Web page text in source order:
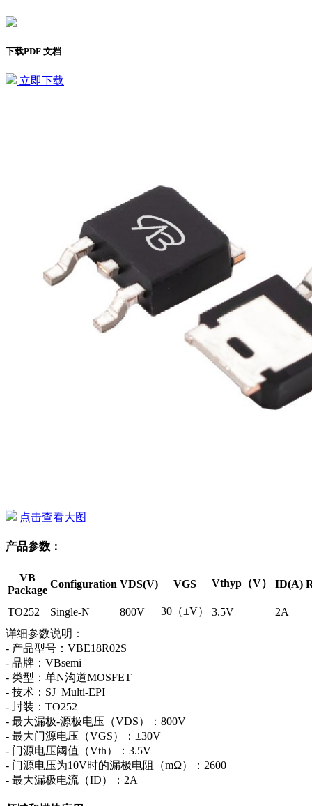
下载PDF 文档
立即下载
点击查看大图
产品参数：
VB
Package
Configuration VDS(V) VGS Vthyp（V） ID(A)
TO252 Single-N 800V 30（±V） 3.5V
2A
详细参数说明：
- 产品型号：VBE18R02S
- 品牌：VBsemi
- 类型：单N沟道MOSFET
- 技术：SJ_Multi-EPI
- 封装：TO252
- 最大漏极-源极电压（VDS）：800V
- 最大门源电压（VGS）：±30V
- 门源电压阈值（Vth）：3.5V
- 门源电压为10V时的漏极电阻（mΩ）：2600
- 最大漏极电流（ID）：2A